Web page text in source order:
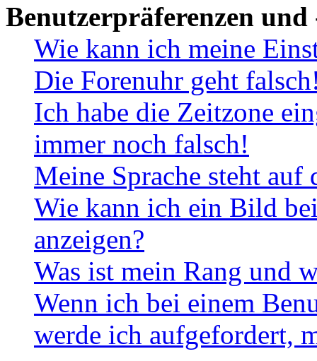
Benutzerpräferenzen und
Wie kann ich meine
Die Forenuhr geht
Ich habe die Zeitzone
immer noch falsch!
Meine Sprache steht
Wie kann ich ein Bild
anzeigen?
Was ist mein Rang und
Wenn ich bei einem
werde ich aufgefordert,